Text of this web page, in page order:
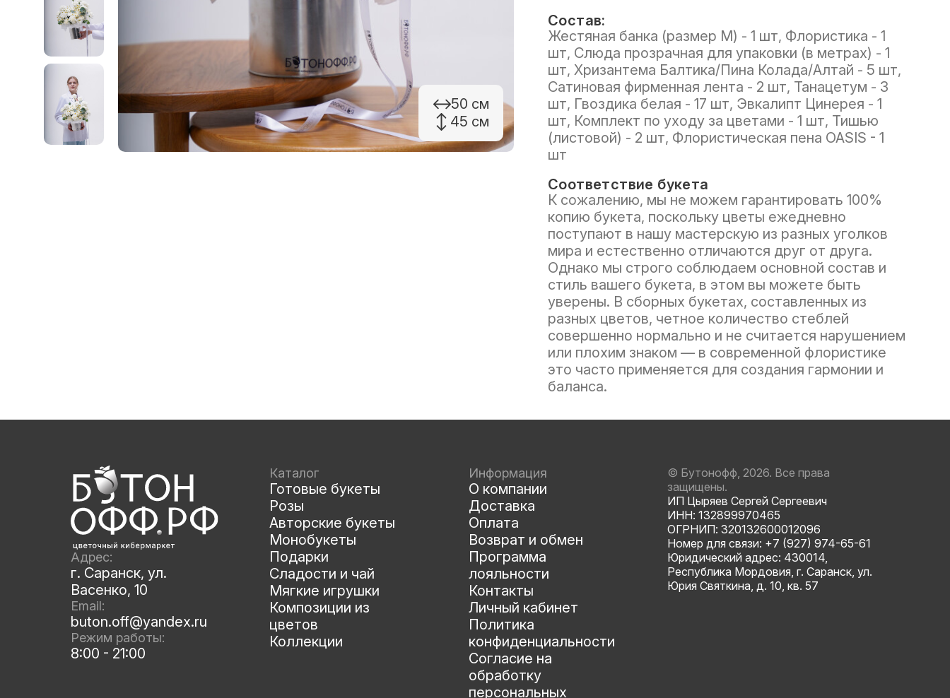
50 см
45 см
Состав:
Жестяная банка (размер M) - 1 шт, Флористика - 1
шт, Слюда прозрачная для упаковки (в метрах) - 1
шт, Хризантема Балтика/Пина Колада/Алтай - 5 шт,
Сатиновая фирменная лента - 2 шт, Танацетум - 3
шт, Гвоздика белая - 17 шт, Эвкалипт Цинерея - 1
шт, Комплект по уходу за цветами - 1 шт, Тишью
(листовой) - 2 шт, Флористическая пена OASIS - 1
шт
Соответствие букета
К сожалению, мы не можем гарантировать 100%
копию букета, поскольку цветы ежедневно
поступают в нашу мастерскую из разных уголков
мира и естественно отличаются друг от друга.
Однако мы строго соблюдаем основной состав и
стиль вашего букета, в этом вы можете быть
уверены. В сборных букетах, составленных из
разных цветов, четное количество стеблей
совершенно нормально и не считается нарушением
или плохим знаком — в современной флористике
это часто применяется для создания гармонии и
баланса.
Адрес:
г. Саранск, ул.
Васенко, 10
Email:
buton.off@yandex.ru
Режим работы:
8:00 - 21:00
Каталог
Готовые букеты
Розы
Авторские букеты
Монобукеты
Подарки
Сладости и чай
Мягкие игрушки
Композиции из
цветов
Коллекции
Информация
О компании
Доставка
Оплата
Возврат и обмен
Программа
лояльности
Контакты
Личный кабинет
Политика
конфиденциальности
Согласие на
обработку
персональных
© Бутонофф, 2026. Все права
защищены.
ИП Цыряев Сергей Сергеевич
ИНН: 132899970465
ОГРНИП: 320132600012096
Номер для связи: +7 (927) 974-65-61
Юридический адрес: 430014,
Республика Мордовия, г. Саранск, ул.
Юрия Святкина, д. 10, кв. 57